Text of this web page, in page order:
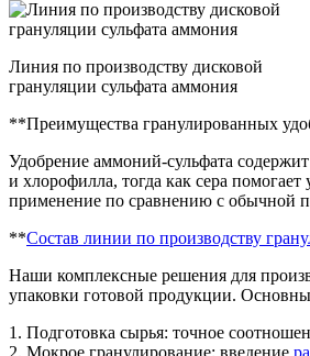
Линия по производству дисковой
грануляции сульфата аммония
**Преимущества гранулированных
Удобрение аммоний-сульфата
и хлорофилла, тогда как сера
применение по сравнению с обычной
**Состав линии по производству
Наши комплексные решения для
упаковки готовой продукции.
1. Подготовка сырья: точное
2. Мокрое гранулирование: введение